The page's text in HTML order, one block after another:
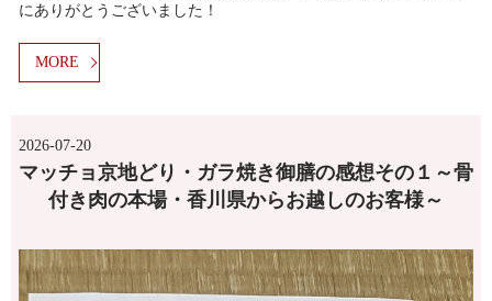
にありがとうございました！
MORE
2026-07-20
マッチョ京地どり・ガラ焼き御膳の感想その１～骨
付き肉の本場・香川県からお越しのお客様～